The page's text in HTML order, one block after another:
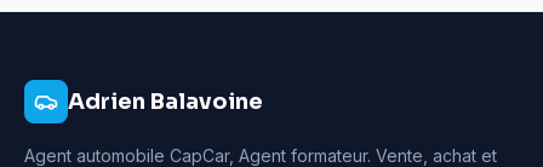
Adrien Balavoine
Agent automobile CapCar, Agent formateur. Vente, achat et